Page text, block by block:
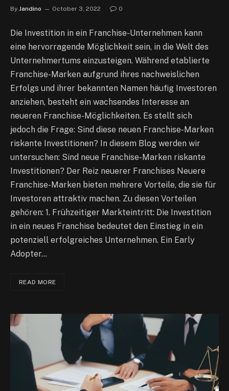
By Jandino October 3, 2022 0
Die Investition in ein Franchise-Unternehmen kann
eine hervorragende Möglichkeit sein, in die Welt des
Unternehmertums einzusteigen. Während etablierte
Franchise-Marken aufgrund ihres nachweislichen
Erfolgs und ihrer bekannten Namen häufig Investoren
anziehen, besteht ein wachsendes Interesse an
neueren Franchise-Möglichkeiten. Es stellt sich
jedoch die Frage: Sind diese neuen Franchise-Marken
riskante Investitionen? In diesem Blog werden wir
untersuchen: Sind neue Franchise-Marken riskante
Investitionen? Der Reiz neuerer Franchises Neuere
Franchise-Marken bieten mehrere Vorteile, die sie für
Investoren attraktiv machen. Zu diesen Vorteilen
gehören: 1. Frühzeitiger Markteintritt: Die Investition
in ein neues Franchise bedeutet den Einstieg in ein
potenziell erfolgreiches Unternehmen. Ein Early
Adopter…
READ MORE